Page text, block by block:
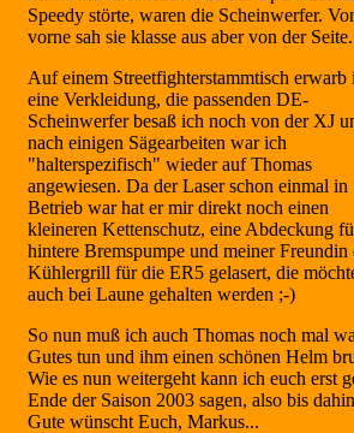
Speedy störte, waren die Scheinwerfer.
vorne sah sie klasse aus aber von der
Auf einem Streetfighterstammtisch erwarb
eine Verkleidung, die passenden DE-
Scheinwerfer besaß ich noch von der XJ
nach einigen Sägearbeiten war ich
"halterspezifisch" wieder auf Thomas
angewiesen. Da der Laser schon einmal in
Betrieb war hat er mir direkt noch einen
kleineren Kettenschutz, eine Abdeckung
hintere Bremspumpe und meiner Freundin
Kühlergrill für die ER5 gelasert, die
auch bei Laune gehalten werden ;-)
So nun muß ich auch Thomas noch mal
Gutes tun und ihm einen schönen Helm
Wie es nun weitergeht kann ich euch erst
Ende der Saison 2003 sagen, also bis
Gute wünscht Euch, Markus...